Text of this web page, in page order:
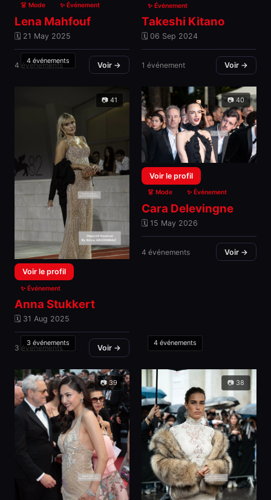
4 événements
👗 Mode ✨ Événement
Lena Mahfouf
🗓 21 May 2025
4 événements Voir →
✨ Événement
Takeshi Kitano
🗓 06 Sep 2024
1 événement Voir →
Voir le profil
📷 41
3 événements
✨ Événement
Anna Stukkert
🗓 31 Aug 2025
3 événements Voir →
Voir le profil
📷 40
4 événements
👗 Mode ✨ Événement
Cara Delevingne
🗓 15 May 2026
4 événements Voir →
📷 39 📷 38